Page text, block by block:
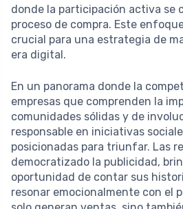
donde la participación activa se
proceso de compra. Este
crucial para una estrategia de
era digital.
En un panorama donde la
empresas que comprenden la
comunidades sólidas y de
responsable en iniciativas
posicionadas para triunfar. Las
democratizado la publicidad,
oportunidad de contar sus
resonar emocionalmente con el